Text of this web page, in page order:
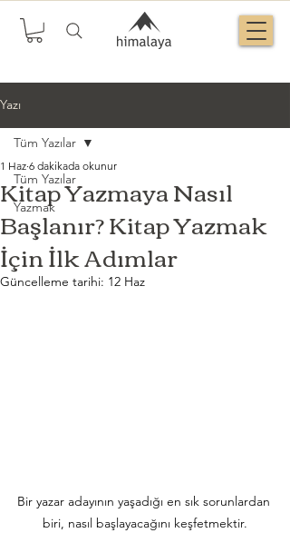
Yazı
Tüm Yazılar
Yazmak
Tüm Yazılar
Kitap Yazmaya Nasıl
Başlanır? Kitap Yazmak
İçin İlk Adımlar
1 Haz 6 dakikada okunur
Güncelleme tarihi: 12 Haz
Bir yazar adayının yaşadığı en sık sorunlardan
biri, nasıl başlayacağını keşfetmektir.